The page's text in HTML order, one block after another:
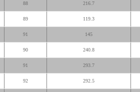
216.7
88
119.3
89
145
91
240.8
90
293.7
91
292.5
92